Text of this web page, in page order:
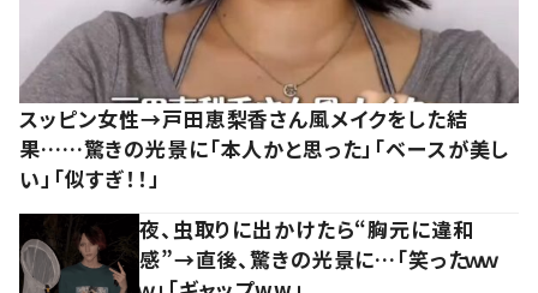
スッピン女性→戸田恵梨香さん風メイクをした結
果……驚きの光景に「本人かと思った」「ベースが美し
い」「似すぎ！！」
夜、虫取りに出かけたら“胸元に違和
感”→直後、驚きの光景に…「笑ったｗｗ